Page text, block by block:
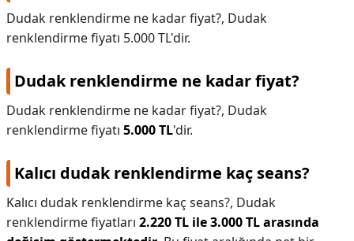
Dudak renklendirme ne kadar fiyat?, Dudak
renklendirme fiyatı 5.000 TL'dir.
Dudak renklendirme ne kadar fiyat?
Dudak renklendirme ne kadar fiyat?, Dudak
renklendirme fiyatı 5.000 TL'dir.
Kalıcı dudak renklendirme kaç seans?
Kalıcı dudak renklendirme kaç seans?, Dudak
renklendirme fiyatları 2.220 TL ile 3.000 TL arasında